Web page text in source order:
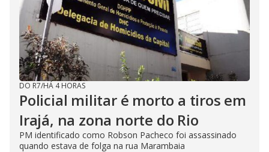
DO R7/HÁ 4 HORAS
Policial militar é morto a tiros em
Irajá, na zona norte do Rio
PM identificado como Robson Pacheco foi assassinado
quando estava de folga na rua Marambaia